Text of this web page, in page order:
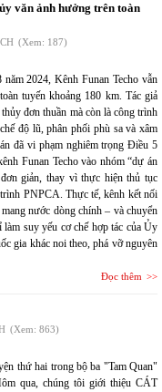
văn ảnh hưởng trên toàn
(Xem: 187)
2024, Kênh Funan Techo vẫn
tuyến khoảng 180 km. Tác giả
đơn thuần mà còn là công trình
độ lũ, phân phối phù sa và xâm
đã vi phạm nghiêm trọng Điều 5
Funan Techo vào nhóm “dự án
giản, thay vì thực hiện thủ tục
PNPCA. Thực tế, kênh kết nối
nước dòng chính – và chuyển
suy yếu cơ chế hợp tác của Ủy
gia khác noi theo, phá vỡ nguyên
Đọc thêm
(Xem: 863)
thứ hai trong bộ ba "Tam Quan"
qua, chúng tôi giới thiệu CÁT